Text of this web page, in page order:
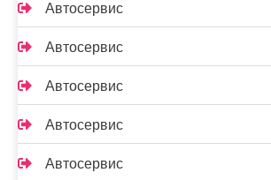
Автосервис
Автосервис
Автосервис
Автосервис
Автосервис